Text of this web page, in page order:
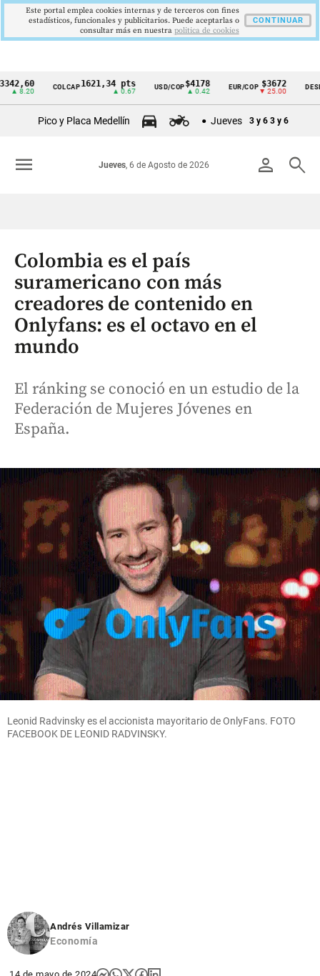
Cintillo
Colombia
COLCAP1621,34 pts USD/COP$4178
▲ 0.42
EUR/COP $3672
▼ 25.00
Pico y Placa Medellín Jueves 3 y 6 3 y 6
person search
Jueves, 6 de Agosto de 2026
menu
Colombia es el país
suramericano con más
creadores de contenido en
Onlyfans: es el octavo en el
mundo
El ránking se conoció en un estudio de la
Federación de Mujeres Jóvenes en
España.
Leonid Radvinsky es el accionista mayoritario de OnlyFans. FOTO
FACEBOOK DE LEONID RADVINSKY.
Andrés Villamizar
Economía
Este portal emplea cookies internas y de terceros con fines
estadísticos, funcionales y publicitarios. Puede aceptarlas o
consultar más en nuestra politica de cookies
CONTINUAR